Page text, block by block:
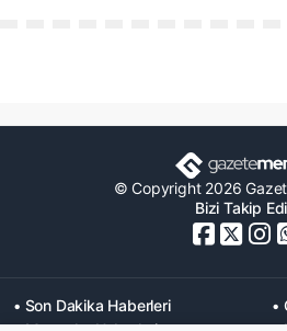
© Copyright 2026
Bizi Takip
• Son Dakika Haberleri
•